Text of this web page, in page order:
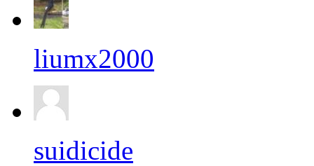
liumx2000
suidicide